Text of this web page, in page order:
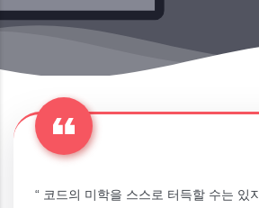
“ 코드의 미학을 스스로 터득할 수는 있